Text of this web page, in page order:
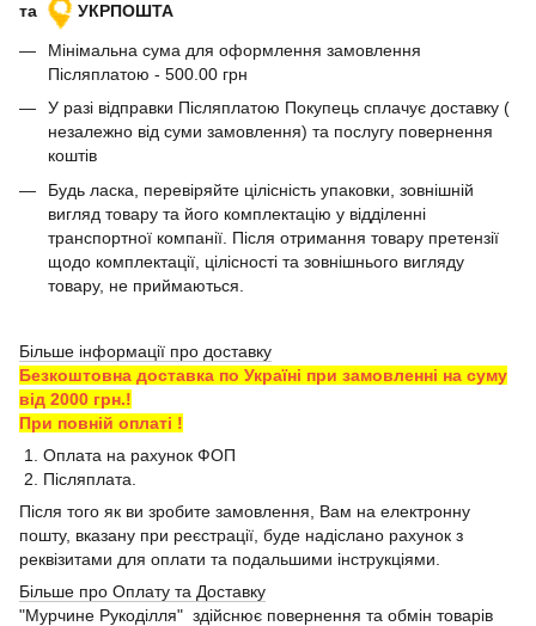
та
УКРПОШТА
Мінімальна сума для оформлення замовлення
Післяплатою - 500.00 грн
У разі відправки Післяплатою Покупець сплачує доставку (
незалежно від суми замовлення) та послугу повернення
коштів
Будь ласка, перевіряйте цілісність упаковки, зовнішній
вигляд товару та його комплектацію у відділенні
транспортної компанії. Після отримання товару претензії
щодо комплектації, цілісності та зовнішнього вигляду
товару, не приймаються.
Більше інформації про доставку
Безкоштовна доставка по Україні при замовленні на суму
від 2000 грн.!
При повній оплаті !
1. Оплата на рахунок ФОП
2. Післяплата.
Після того як ви зробите замовлення, Вам на електронну
пошту, вказану при реєстрації, буде надіслано рахунок з
реквізитами для оплати та подальшими інструкціями.
Більше про Оплату та Доставку
"Мурчине Рукоділля" здійснює повернення та обмін товарів